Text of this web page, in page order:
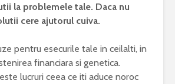
la problemele tale. Daca nu
cere ajutorul cuiva.
pentru esecurile tale in ceilalti, in
financiara si genetica.
lucruri ceea ce iti aduce noroc